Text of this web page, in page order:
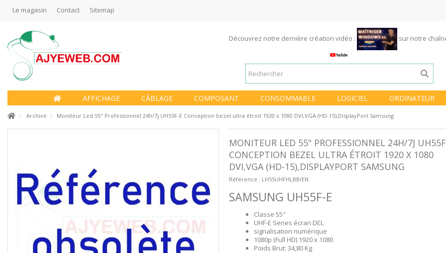
Le magasin Contact Sitemap
Découvrez notre dernière création vidéo :
sur notre
AFFICHAGE CÂBLAGE COMPOSANT CONSOMMABLE LOGICIEL ORDINATEUR
Archive Moniteur Led 55" Professionnel 24h/7j UH55F-E Conception bezel ultra étroit 1920 x 1080 DVI,VGA (HD-15),DisplayPort Samsung
MONITEUR LED 55" PROFESSIONNEL 24H/7J
CONCEPTION BEZEL ULTRA ÉTROIT 1920 X 1080
DVI,VGA (HD-15),DISPLAYPORT SAMSUNG
Référence : LH55UHFHLBB/EN
SAMSUNG UH55F-E
Classe 55"
UHF-E Series écran DEL
signalisation numérique
1080p (Full HD) 1920 x 1080
Poids Brut: 34,80 Kg